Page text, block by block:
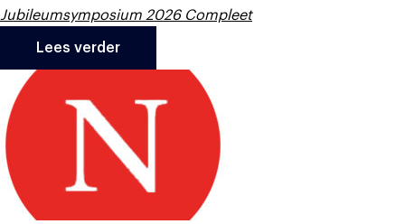
Jubileumsymposium 2026 Compleet
Lees verder